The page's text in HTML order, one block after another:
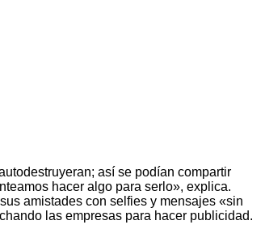
así se podían compartir
hacer algo para serlo», explica.
amistades con selfies y mensajes «sin
las empresas para hacer publicidad.